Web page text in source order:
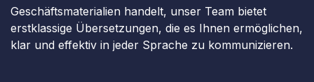
Geschäftsmaterialien handelt, unser Team bietet
erstklassige Übersetzungen, die es Ihnen ermöglichen,
klar und effektiv in jeder Sprache zu kommunizieren.